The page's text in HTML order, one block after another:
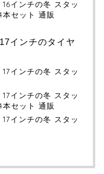
インチの冬 スタッ
本セット 通販
インチのタイヤ
インチの冬 スタッ
インチの冬 スタッ
本セット 通販
インチの冬 スタッ